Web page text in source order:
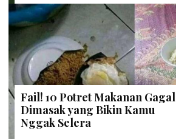
Fail! 10 Potret Makanan Gagal
Dimasak yang Bikin Kamu
Nggak Selera